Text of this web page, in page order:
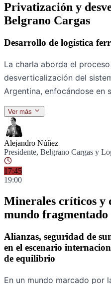
Privatización y
Belgrano Cargas
Desarrollo de logística
La charla aborda el
desverticalización del
Argentina, enfocándose en
Ver más
Ponentes
Alejandro Núñez
Presidente, Belgrano Cargas y
17:45
19:00
Minerales críticos y
mundo fragmentado
Alianzas, seguridad de
en el escenario
de equilibrio
En un mundo marcado por